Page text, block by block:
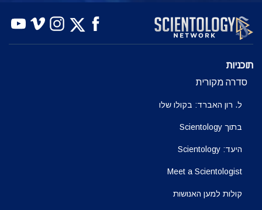
צפה בדוק את הסדרה
תוכניות
סדרה מקורית
ל. רון האברד: בקולו שלו
בתוך Scientology
היעד: Scientology
Meet a Scientologist
קולות למען האנושות